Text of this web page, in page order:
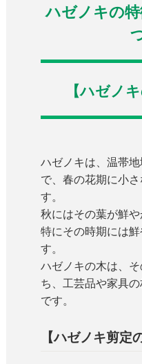
ハゼノキの
【ハゼノ
ハゼノキは、温帯
で、春の花期に小
す。
秋にはその葉が鮮や
特にその時期には
す。
ハゼノキの木は、
ち、工芸品や家具
です。
【ハゼノキ剪定